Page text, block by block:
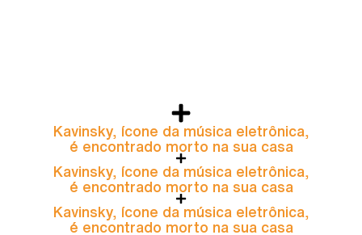
Kavinsky, ícone da música eletrônica,
é encontrado morto na sua casa
Kavinsky, ícone da música eletrônica,
é encontrado morto na sua casa
Kavinsky, ícone da música eletrônica,
é encontrado morto na sua casa